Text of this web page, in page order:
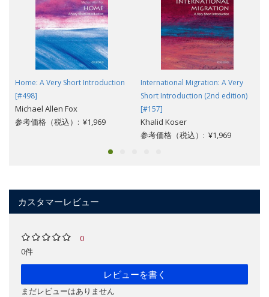
Home: A Very Short Introduction
[#498]
Michael Allen Fox
参考価格（税込）: ¥1,969
International Migration: A Very
Short Introduction (2nd edition)
[#157]
Khalid Koser
参考価格（税込）: ¥1,969
カスタマーレビュー
0
0件
レビューを書く
まだレビューはありません